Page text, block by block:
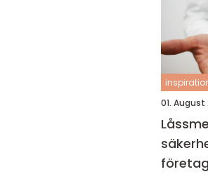
01. August
Låssmed